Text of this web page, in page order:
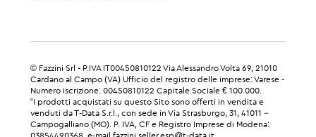
© Fazzini Srl - P.IVA IT00450810122 Via Alessandro Volta 69, 21010
Cardano al Campo (VA) Ufficio del registro delle imprese: Varese -
Numero iscrizione: 00450810122 Capitale Sociale € 100.000.
“I prodotti acquistati su questo Sito sono offerti in vendita e
venduti da T-Data S.r.l., con sede in Via Strasburgo, 31, 41011 –
Campogalliano (MO). P. IVA, CF e Registro Imprese di Modena: